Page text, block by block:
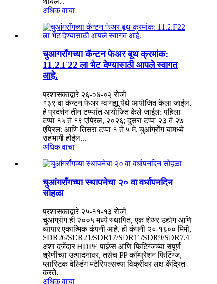
अधिक वाचा
चुआंगराँगच्या कॅन्टन फेअर बूथ क्रमांक:
11.2.F22 ला भेट देण्यासाठी आपले स्वागत
आहे.
प्रशासकाद्वारे २६-०४-०२ रोजी
१३९ वा कॅन्टन फेअर ग्वांगझू येथे आयोजित केला जाईल.
हे प्रदर्शन तीन टप्प्यांत आयोजित केले जाईल: पहिला
टप्पा १५ ते १९ एप्रिल, २०२६; दुसरा टप्पा २३ ते २७
एप्रिल; आणि तिसरा टप्पा १ ते ५ मे. चुआंग्रोंग यामध्ये
सहभागी होईल...
अधिक वाचा
चुआंगरॉंगच्या स्थापनेचा २० वा वर्धापनदिन
सोहळा
प्रशासकाद्वारे २५-११-१३ रोजी
चुआंग्रोंग ही २००५ मध्ये स्थापित, एक शेअर उद्योग आणि
व्यापार एकात्मिक कंपनी आहे. ही कंपनी २०-१६०० मिमी,
SDR26/SDR21/SDR17/SDR11/SDR9/SDR7.4
अशा दर्जेदार HDPE पाईप्स आणि फिटिंग्जच्या संपूर्ण
श्रेणीच्या उत्पादनावर, तसेच PP कॉम्प्रेशन फिटिंग्ज,
प्लास्टिक वेल्डिंग मटेरियल्सच्या विक्रीवर लक्ष केंद्रित
करते.
अधिक वाचा